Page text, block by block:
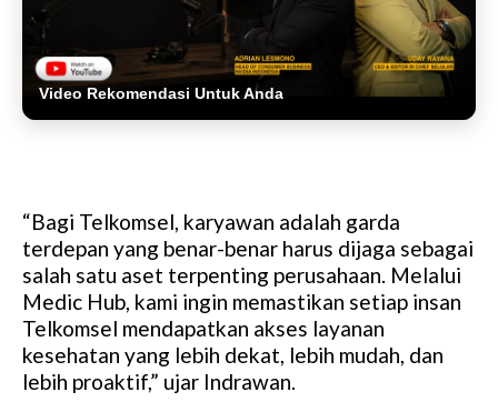
Video Rekomendasi Untuk Anda
“Bagi Telkomsel, karyawan adalah garda
terdepan yang benar-benar harus dijaga sebagai
salah satu aset terpenting perusahaan. Melalui
Medic Hub, kami ingin memastikan setiap insan
Telkomsel mendapatkan akses layanan
kesehatan yang lebih dekat, lebih mudah, dan
lebih proaktif,” ujar Indrawan.